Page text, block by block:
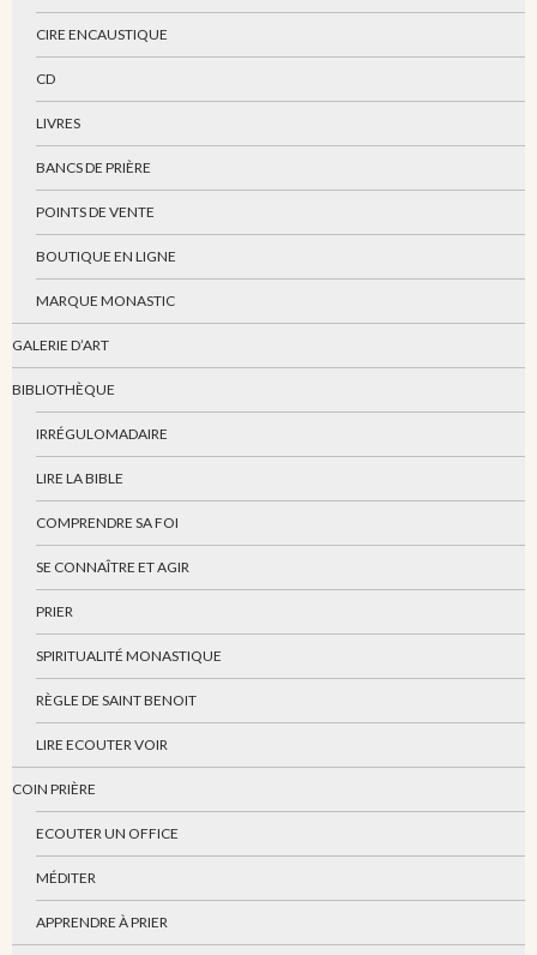
CIRE ENCAUSTIQUE
CD
LIVRES
BANCS DE PRIÈRE
POINTS DE VENTE
BOUTIQUE EN LIGNE
MARQUE MONASTIC
GALERIE D’ART
BIBLIOTHÈQUE
IRRÉGULOMADAIRE
LIRE LA BIBLE
COMPRENDRE SA FOI
SE CONNAÎTRE ET AGIR
PRIER
SPIRITUALITÉ MONASTIQUE
RÈGLE DE SAINT BENOIT
LIRE ECOUTER VOIR
COIN PRIÈRE
ECOUTER UN OFFICE
MÉDITER
APPRENDRE À PRIER